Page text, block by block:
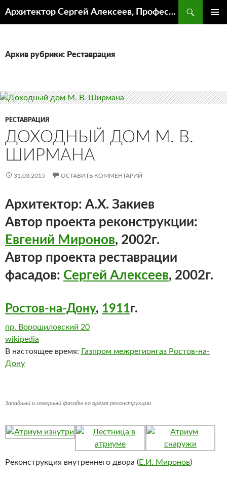
Архитектор Сергей Алексеев, Профессор кафедры ИА и АР ААИ ЮФУ
Архив рубрики: Реставрация
РЕСТАВРАЦИЯ
ДОХОДНЫЙ ДОМ М. В.
ШИРМАНА
31.03.2015 ОСТАВИТЬ КОММЕНТАРИЙ
Архитектор: А.Х. Закиев
Автор проекта реконструкции:
Евгений Миронов, 2002г.
Автор проекта реставрации
фасадов: Сергей Алексеев, 2002г.
Ростов-на-Дону, 1911г.
пр. Ворошиловский 20
wikipedia
В настоящее время: Газпром межрегионгаз Ростов-на-
Дону
Западный и северный фасады во время реконструкции
Реконструкция внутреннего двора (Е.И. Миронов)